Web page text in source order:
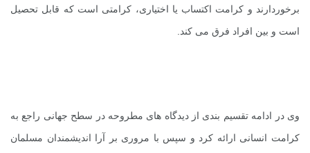
برخوردارند و کرامت اکتساب یا اختیاری، کرامتی است که قابل تحصیل
است و بین افراد فرق می کند.
وی در ادامه تقسیم بندی از دیدگاه های مطروحه در سطح جهانی راجع به
کرامت انسانی ارائه کرد و سپس با مروری بر آرا اندیشمندان مسلمان